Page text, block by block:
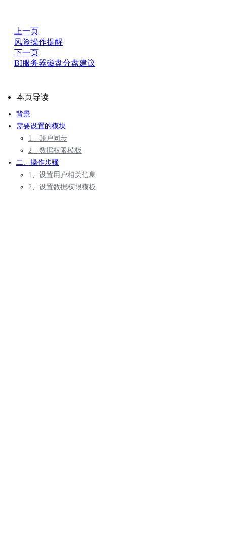
上一页
风险操作提醒
下一页
BI服务器磁盘分盘建议
本页导读
背景
需要设置的模块
1、账户同步
2、数据权限模板
二、操作步骤
1、设置用户相关信息
2、设置数据权限模板